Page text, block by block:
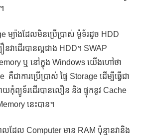
ម្យ៉ាងដែលមិនប្រើប្រាស់ ម៉ូទ័រដូច HDD
នវាដើរបានល្អជាង HDD។ SWAP
ឬ នៅក្នុង Windows យើងហៅថា
ាការប្រើប្រាស់ ផ្ទៃ Storage ដើម្បីធ្វើជា
កុំព្យូទ័រដើរបានលឿន និង ផ្ទុកនូវ Cache
នេះបាន។
ដែល Computer មាន RAM ប៉ុន្មានវានិង